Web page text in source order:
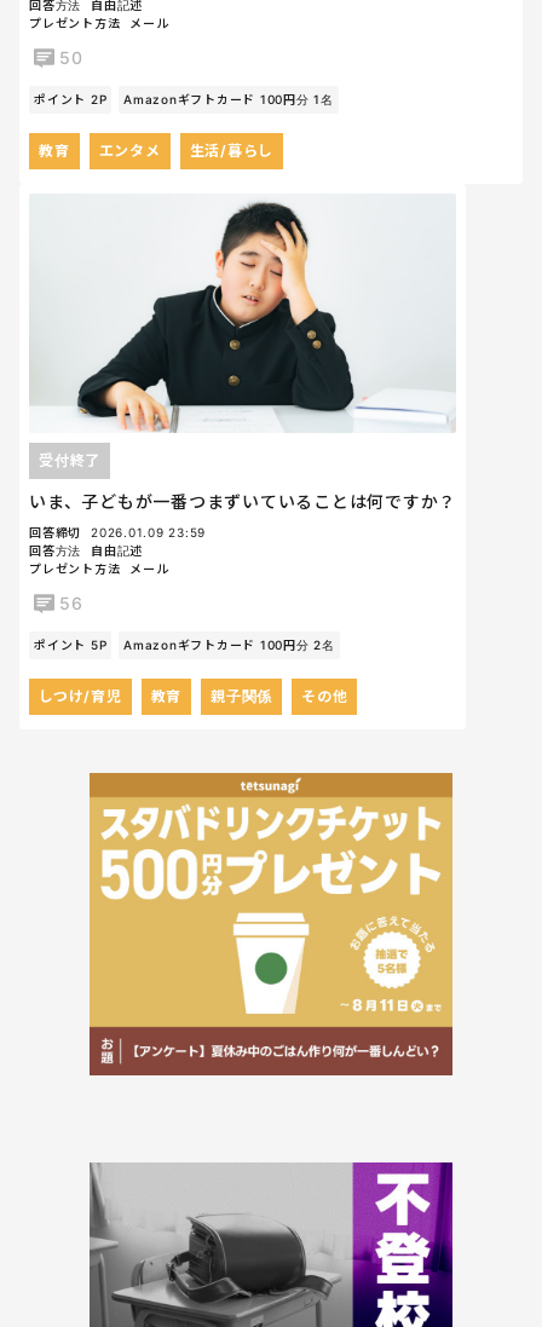
回答方法
自由記述
プレゼント方法
メール
50
ポイント 2P Amazonギフトカード 100円分 1名
教育 エンタメ 生活/暮らし
いま、子どもが一番つまずいていることは何ですか？
受付終了
回答締切
2026.01.09 23:59
回答方法
自由記述
プレゼント方法
メール
56
ポイント 5P Amazonギフトカード 100円分 2名
しつけ/育児 教育 親子関係 その他